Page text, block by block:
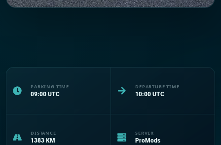
PARKING TIME
09:00 UTC
DEPARTURE TIME
10:00 UTC
DISTANCE
1383 KM
SERVER
ProMods